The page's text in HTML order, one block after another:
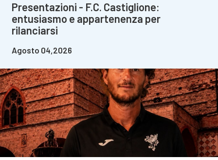
Presentazioni - F.C. Castiglione:
entusiasmo e appartenenza per
rilanciarsi
Agosto 04,2026